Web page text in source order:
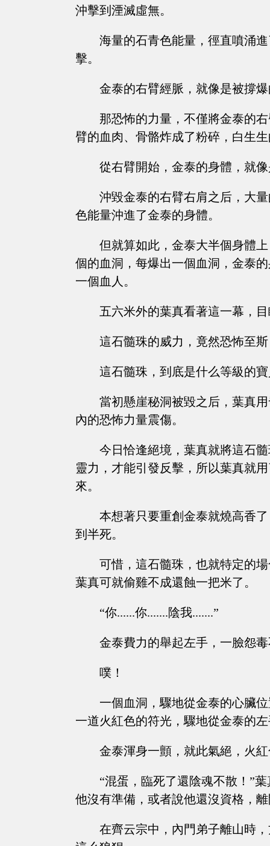
沖擊到湮滅虛無。
海量的石青色能量，徑直噴涌
擊。
金泰的右臂經脈，就像是被撐
那恐怖的力量，不僅將金泰的
臂的血肉、骨骼炸成了粉碎，白生
從右臂開始，金泰的身體，就
沖毀金泰的右臂右肩之后，大
色能量沖進了金泰的身體。
但就算如此，金泰大半個身體
個的血洞，每爆出一個血洞，金泰
一個血人。
五六米外的葉真看著這一幕，
這石髓珠的威力，竟然恐怖至
這石髓珠，到底是什么等級的
當初懸崖秘洞被毀之后，葉真
內的恐怖力量震傷。
今日恰逢絕境，葉真就將這石
靈力，才能引發反擊，所以葉真就
來。
本想著只要重創金泰就燒高香
到半死。
可惜，這石髓珠，也就特定的
葉真可就偷雞不成還蝕一把米了。
“你......你.......陰我.......”
金泰費力的舉起左手，一臉怨
噗！
一個血洞，驟地從金泰的心臟
一道火紅色的符光，驟地從金泰的
金泰渾身一顫，就此氣絕，火
“混蛋，臨死了還陰魂不散！”
他沒有準備，或者說他還沒資格，
在齊云宗中，內門弟子離山時